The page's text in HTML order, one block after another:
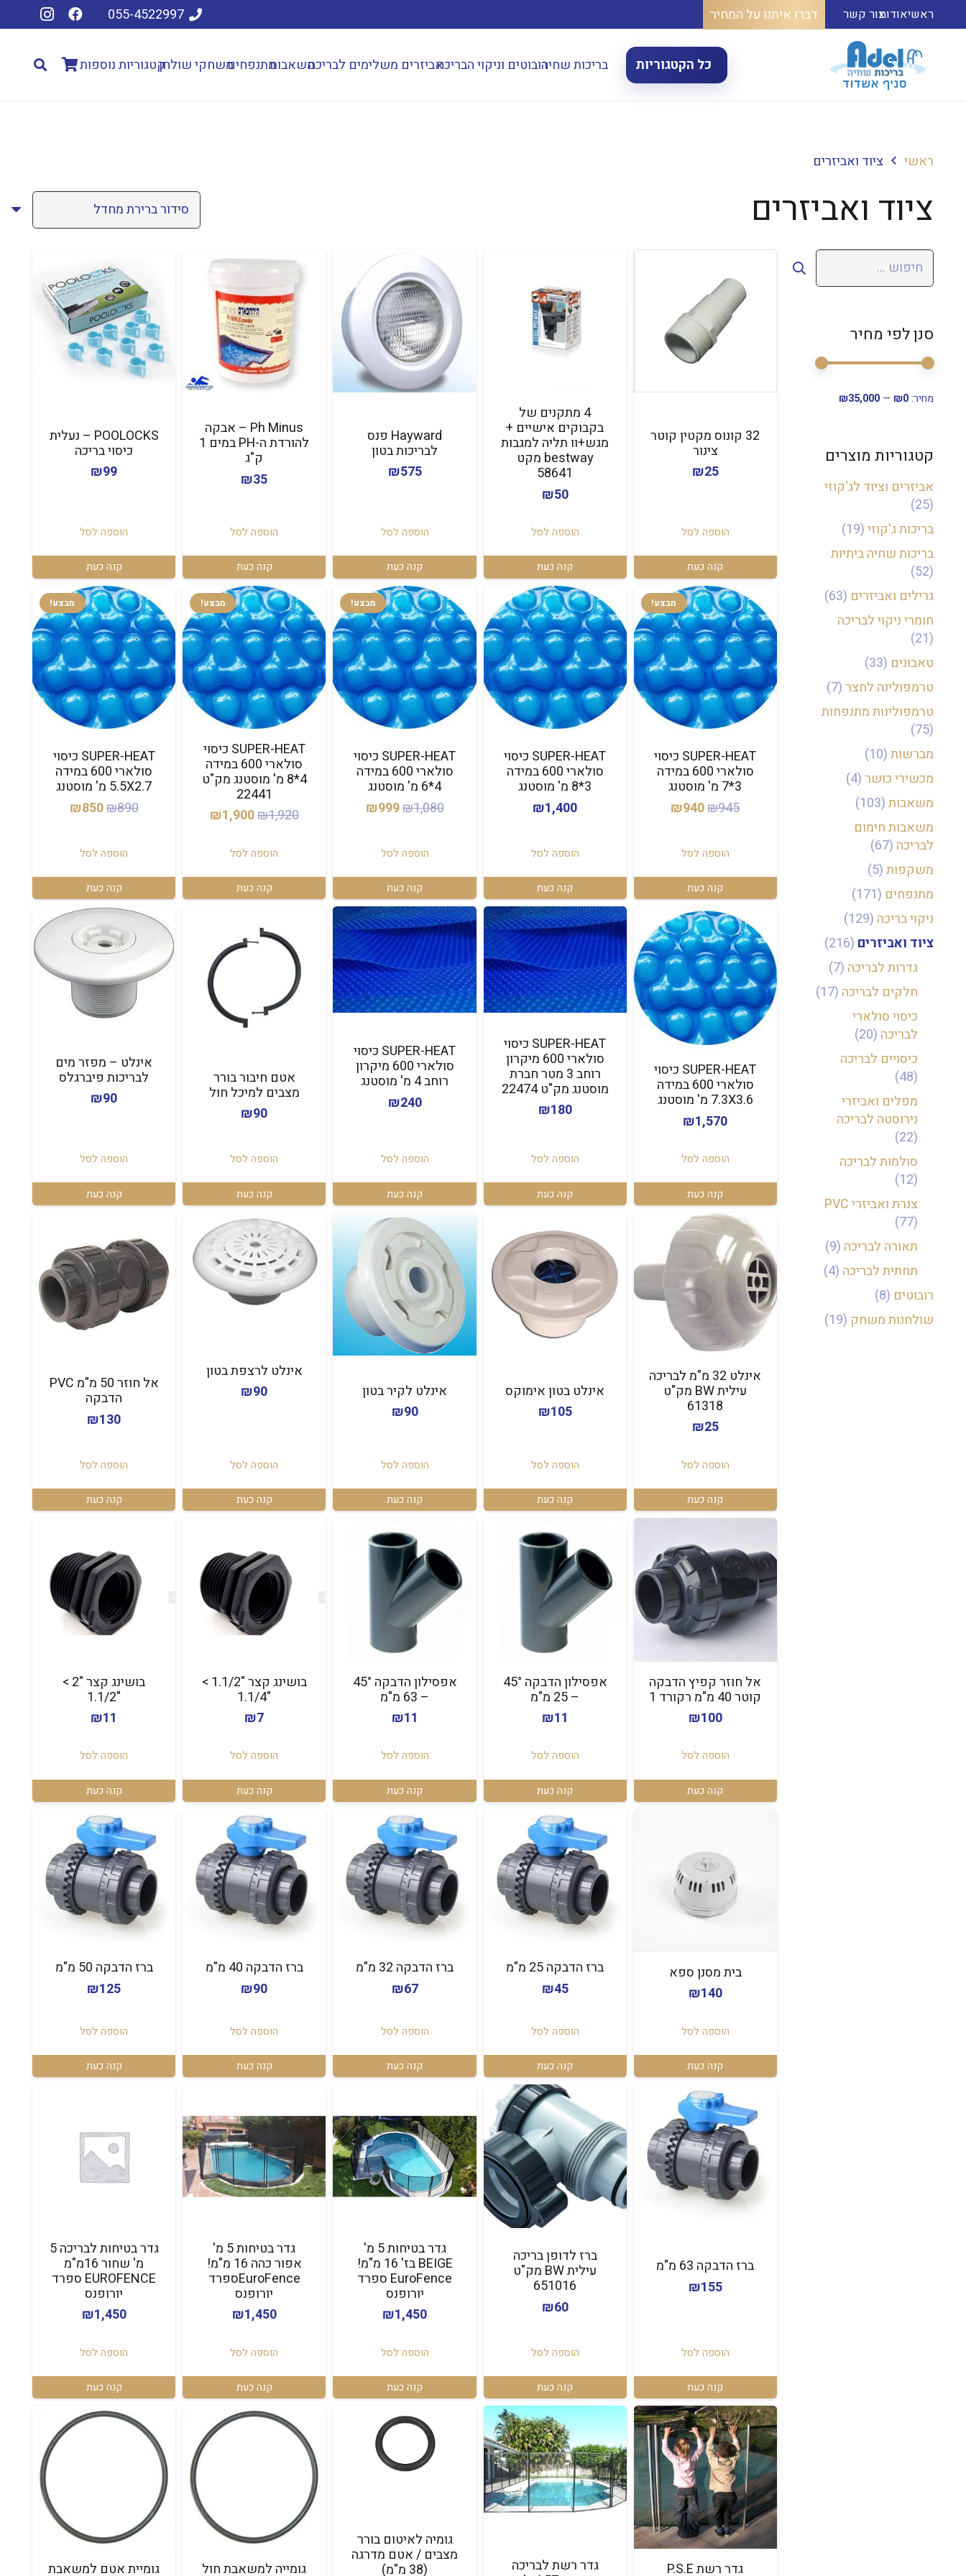
ראשיאודותצור קשר דברו איתנו על המחיר 055-4522997
כל הקטגוריות בריכות שחיהרובוטים וניקוי הבריכהאביזרים משלימים לבריכהמשאבותמתנפחיםמשחקי שולחןקטגוריות נוספות
ראשי ציוד ואביזרים
ציוד ואביזרים
חיפוש:
סנן לפי מחיר
מחיר:₪0
—
₪35,000
קטגוריות מוצרים
אביזרים וציוד לג'קוזי
(25)
בריכות ג'קוזי(19)
בריכות שחיה ביתיות
(52)
גרילים ואביזרים (63)
חומרי ניקוי לבריכה
(21)
טאבונים (33)
טרמפולינה לחצר(7)
טרמפולינות מתנפחות
(75)
מברשות(10)
מכשירי כושר(4)
משאבות(103)
משאבות חימום
לבריכה (67)
משקפות(5)
מתנפחים (171)
ניקוי בריכה (129)
ציוד ואביזרים (216)
גדרות לבריכה (7)
חלקים לבריכה (17)
כיסוי סולארי
לבריכה (20)
כיסויים לבריכה
(48)
מפלים ואביזרי
נירוסטה לבריכה
(22)
סולמות לבריכה
(12)
צנרת ואביזרי PVC
(77)
תאורה לבריכה (9)
תחתית לבריכה (4)
רובוטים (8)
שולחנות משחק (19)
32 קונוס מקטין קוטר
צינור
₪25
הוספה לסל
קנה כעת
4 מתקנים של
בקבוקים אישיים +
מגש+וו תליה למגבות
bestway מקט
58641
₪50
הוספה לסל
קנה כעת
Hayward פנס
לבריכות בטון
₪575
הוספה לסל
קנה כעת
Ph Minus – אבקה
להורדת ה-PH במים 1
ק"ג
₪35
הוספה לסל
קנה כעת
POOLOCKS – נעלית
כיסוי בריכה
₪99
הוספה לסל
קנה כעת
מבצע!
SUPER-HEAT כיסוי
סולארי 600 במידה
3*7 מ' מוסטנג
₪945
המחיר
היה:
₪940
המחיר
הוספה לסל
קנה כעת
SUPER-HEAT כיסוי
סולארי 600 במידה
3*8 מ' מוסטנג
₪1,400
הוספה לסל
קנה כעת
מבצע!
SUPER-HEAT כיסוי
סולארי 600 במידה
4*6 מ' מוסטנג
₪1,080
המחיר
היה:
₪999
הוספה לסל
קנה כעת
מבצע!
SUPER-HEAT כיסוי
סולארי 600 במידה
4*8 מ' מוסטנג מק"ט
22441
₪1,920
המחיר
היה:
₪1,920.
₪1,900
₪1,900.
הוספה לסל
קנה כעת
מבצע!
SUPER-HEAT כיסוי
סולארי 600 במידה
5.5X2.7 מ' מוסטנג
₪890
המחיר
היה:
₪850
הוספה לסל
קנה כעת
SUPER-HEAT כיסוי
סולארי 600 במידה
7.3X3.6 מ' מוסטנג
₪1,570
הוספה לסל
קנה כעת
SUPER-HEAT כיסוי
סולארי 600 מיקרון
רוחב 3 מטר חברת
מוסטנג מק"ט 22474
₪180
הוספה לסל
קנה כעת
SUPER-HEAT כיסוי
סולארי 600 מיקרון
רוחב 4 מ' מוסטנג
₪240
הוספה לסל
קנה כעת
אטם חיבור בורר
מצבים למיכל חול
₪90
הוספה לסל
קנה כעת
אינלט – מפזר מים
לבריכות פיברגלס
₪90
הוספה לסל
קנה כעת
אינלט 32 מ"מ לבריכה
עילית BW מק"ט
61318
₪25
הוספה לסל
קנה כעת
אינלט בטון אימוקס
₪105
הוספה לסל
קנה כעת
אינלט לקיר בטון
₪90
הוספה לסל
קנה כעת
אינלט לרצפת בטון
₪90
הוספה לסל
קנה כעת
אל חוזר 50 מ"מ PVC
הדבקה
₪130
הוספה לסל
קנה כעת
אל חוזר קפיץ הדבקה
קוטר 40 מ"מ רקורד 1
₪100
הוספה לסל
קנה כעת
אפסילון הדבקה 45°
– 25 מ"מ
₪11
הוספה לסל
קנה כעת
אפסילון הדבקה 45°
– 63 מ"מ
₪11
הוספה לסל
קנה כעת
בושינג קצר "1.1/2 >
"1.1/4
₪7
הוספה לסל
קנה כעת
בושינג קצר "2 >
"1.1/2
₪11
הוספה לסל
קנה כעת
בית מסנן ספא
₪140
הוספה לסל
קנה כעת
ברז הדבקה 25 מ"מ
₪45
הוספה לסל
קנה כעת
ברז הדבקה 32 מ"מ
₪67
הוספה לסל
קנה כעת
ברז הדבקה 40 מ"מ
₪90
הוספה לסל
קנה כעת
ברז הדבקה 50 מ"מ
₪125
הוספה לסל
קנה כעת
ברז הדבקה 63 מ"מ
₪155
הוספה לסל
קנה כעת
ברז לדופן בריכה
עילית BW מק"ט
651016
₪60
הוספה לסל
קנה כעת
גדר בטיחות 5 מ'
BEIGE בז' 16 מ"מ!
EuroFence ספרד
יורופנס
₪1,450
הוספה לסל
קנה כעת
גדר בטיחות 5 מ'
אפור כהה 16 מ"מ!
EuroFenceספרד
יורופנס
₪1,450
הוספה לסל
קנה כעת
גדר בטיחות לבריכה 5
מ' שחור 16מ"מ
EUROFENCE ספרד
יורופנס
₪1,450
הוספה לסל
קנה כעת
גדר רשת P.S.E גדר רשת לבריכה
גומיה לאיטום בורר
מצבים / אטם מדרגה
(38 מ"מ) גומייה למשאבת חול גומיית אטם למשאבת